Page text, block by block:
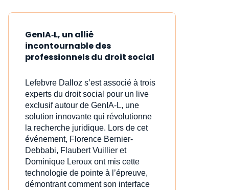
GenIA‑L, un allié
incontournable des
professionnels du droit social
Lefebvre Dalloz s’est associé à trois
experts du droit social pour un live
exclusif autour de GenIA‑L, une
solution innovante qui révolutionne
la recherche juridique. Lors de cet
événement, Florence Bernier-
Debbabi, Flaubert Vuillier et
Dominique Leroux ont mis cette
technologie de pointe à l’épreuve,
démontrant comment son interface